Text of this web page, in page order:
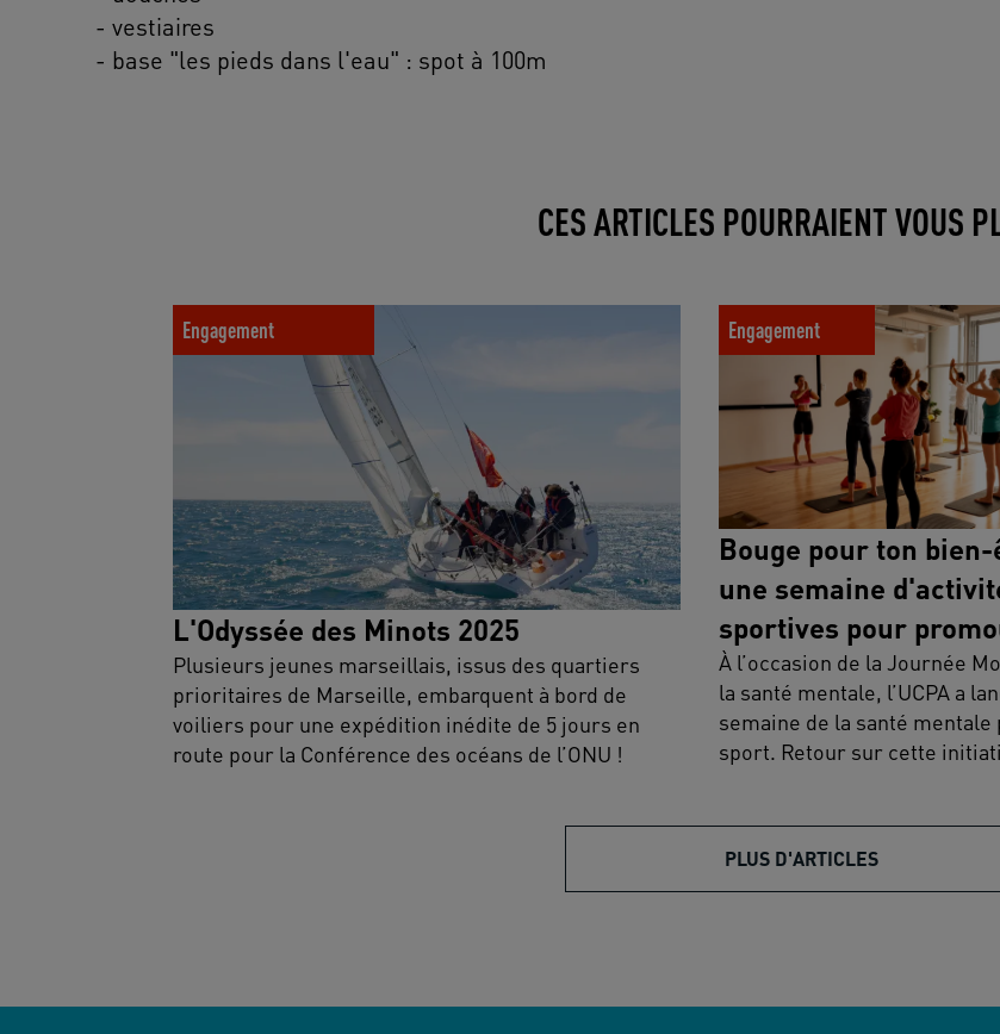
- vestiaires
- base "les pieds dans l'eau" : spot à 100m
CES ARTICLES POURRAIENT VOUS
L'Odyssée des Minots 2025
Engagement
L'Odyssée des Minots 2025
Plusieurs jeunes marseillais, issus des quartiers
prioritaires de Marseille, embarquent à bord de
voiliers pour une expédition inédite de 5 jours en
route pour la Conférence des océans de l’ONU !
Bouge pour ton bien-être : une
d'activités sportives pour
mentale
Engagement
Bouge pour ton
une semaine
sportives pour
la santé mentale
À l’occasion de la Journée
la santé mentale, l’UCPA a
semaine de la santé mentale
sport. Retour sur cette
PLUS D'ARTICLES